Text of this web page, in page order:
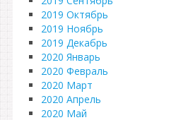
2019 Октябрь
2019 Ноябрь
2019 Декабрь
2020 Январь
2020 Февраль
2020 Март
2020 Апрель
2020 Май